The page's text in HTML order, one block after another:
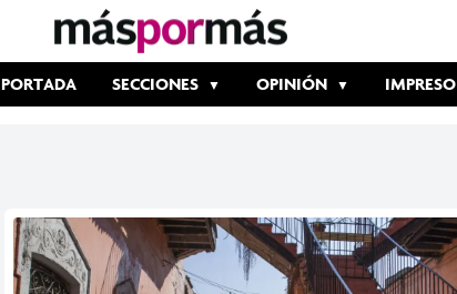
PORTADA SECCIONES OPINIÓN IMPRESO